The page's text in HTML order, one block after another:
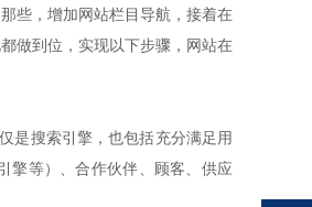
些，增加网站栏目导航，接着在
做到位，实现以下步骤，网站在
是搜索引擎，也包括充分满足用
擎等）、合作伙伴、顾客、供应